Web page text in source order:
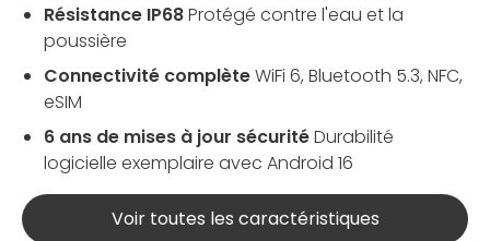
Résistance IP68Protégé contre l'eau et la
poussière
Connectivité complèteWiFi 6, Bluetooth 5.3, NFC,
eSIM
6 ans de mises à jour sécuritéDurabilité
logicielle exemplaire avec Android 16
Voir toutes les caractéristiques